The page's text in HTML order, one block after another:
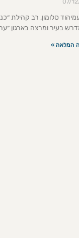
07/
סלומון, רב קהילת
בעיר ומרצה בארגון
המלאה »